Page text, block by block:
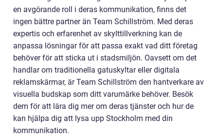
en avgörande roll i deras kommunikation, finns det
ingen bättre partner än Team Schillström. Med deras
expertis och erfarenhet av skylttillverkning kan de
anpassa lösningar för att passa exakt vad ditt företag
behöver för att sticka ut i stadsmiljön. Oavsett om det
handlar om traditionella gatuskyltar eller digitala
reklamskärmar, är Team Schillström den hantverkare av
visuella budskap som ditt varumärke behöver. Besök
dem för att lära dig mer om deras tjänster och hur de
kan hjälpa dig att lysa upp Stockholm med din
kommunikation.